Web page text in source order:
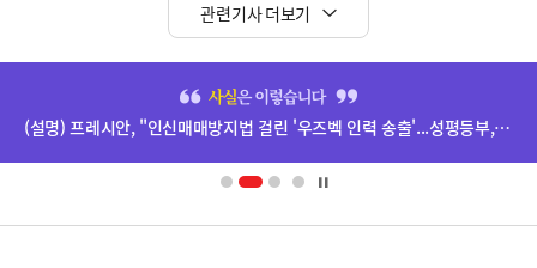
관련기사 더보기
배
영
(설명) 프레시안, "인신매매방지법 걸린 '우즈벡 인력 송출'...성평등부,노동·법무부에 개선 요청" 관련